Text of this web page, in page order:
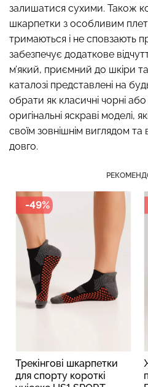
залишатися сухими. Також
шкарпетки з особливим
тримаються і не сповзають
забезпечує додаткове
м’який, приємний до шкіри
каталозі представлені на
обрати як класичні чорні
оригінальні яскраві моделі,
своїм зовнішнім виглядом
довго.
-49%
Трекінгові шкарпетки
для спорту короткі
Безшовні стрінги STRING
BRIEFS (чорний) Giulia
179 грн.299 грн.
Топ на бретелях в рубчик
CAMI TOP RIB black
(чорний) Giulia